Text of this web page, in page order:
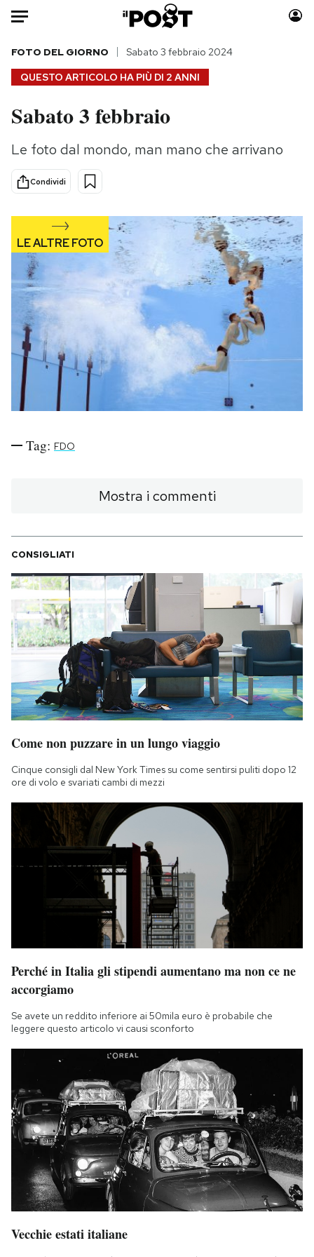
Auto
HOME
Italia
Politica
Tecnologia
Scienza
Cultura
Consumismi
Media
Europa
Altrecose
Mondiali calcio 2026
PODCAST
NEWSLETTER
AREA PERSONALE
Area Personale
Newsletter
Notifiche mobile
Regala il Post
Hai bisogno di aiuto?
Esci
QUESTO ARTICOLO HA PIÙ DI 2 ANNI
FOTO DEL GIORNO Sabato 3 febbraio 2024
Sabato 3 febbraio
Le foto dal mondo, man mano che arrivano
Condividi
Tag: FDO
Mostra i commenti
CONSIGLIATI
Come non puzzare in un lungo viaggio
Cinque consigli dal New York Times su come sentirsi puliti dopo 12
ore di volo e svariati cambi di mezzi
Perché in Italia gli stipendi aumentano ma non ce ne
accorgiamo
Se avete un reddito inferiore ai 50mila euro è probabile che
leggere questo articolo vi causi sconforto
Vecchie estati italiane